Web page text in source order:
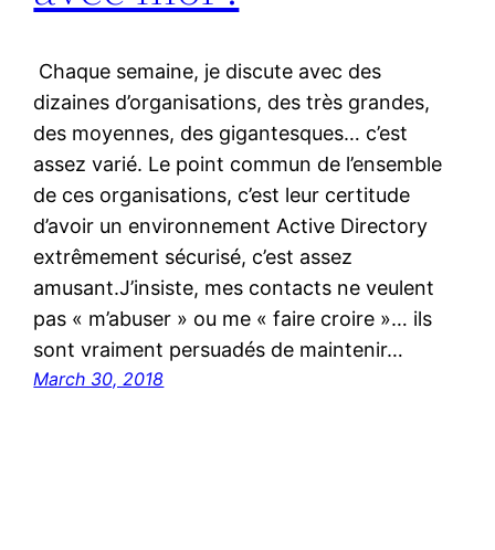
Chaque semaine, je discute avec des
dizaines d’organisations, des très grandes,
des moyennes, des gigantesques… c’est
assez varié. Le point commun de l’ensemble
de ces organisations, c’est leur certitude
d’avoir un environnement Active Directory
extrêmement sécurisé, c’est assez
amusant.J’insiste, mes contacts ne veulent
pas « m’abuser » ou me « faire croire »… ils
sont vraiment persuadés de maintenir…
March 30, 2018